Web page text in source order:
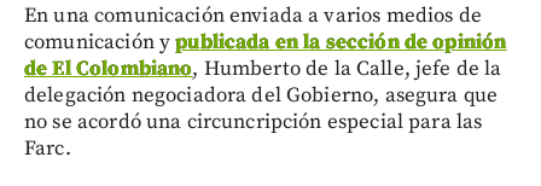
En una comunicación enviada a varios medios de
comunicación ypublicada en la sección de opinión
de El Colombiano, Humberto de la Calle, jefe de la
delegación negociadora del Gobierno, asegura que
no se acordó una circuncripción especial para las
Farc.